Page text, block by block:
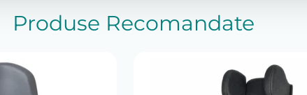
Produse Recomandate